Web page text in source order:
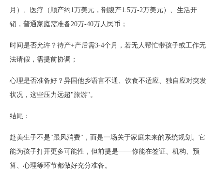
月）、医疗（顺产约1万美元，剖腹产1.5万-2万美元）、生活开
销，普通家庭需准备20万-40万人民币；
时间是否允许？待产+产后需3-4个月，若无人帮忙带孩子或工作无
法请假，需提前协调；
心理是否准备好？异国他乡语言不通、饮食不适应、独自应对突发
状况，这些压力远超 "旅游"。
结尾：
赴美生子不是"跟风消费"，而是一场关于家庭未来的系统规划。它
能为孩子打开更多可能性，但前提是——你能在签证、机构、预
算、心理等环节都做好充分准备。